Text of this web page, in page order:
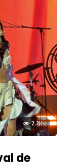
2.2K
de